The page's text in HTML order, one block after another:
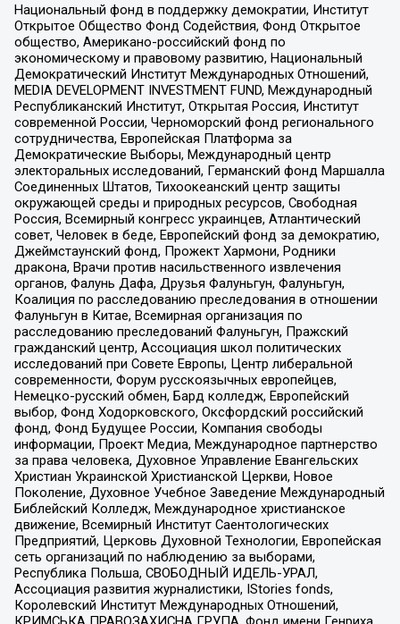
Национальный фонд в поддержку демократии, Институт
Открытое Общество Фонд Содействия, Фонд Открытое
общество, Американо-российский фонд по
экономическому и правовому развитию, Национальный
Демократический Институт Международных Отношений,
MEDIA DEVELOPMENT INVESTMENT FUND, Международный
Республиканский Институт, Открытая Россия, Институт
современной России, Черноморский фонд регионального
сотрудничества, Европейская Платформа за
Демократические Выборы, Международный центр
электоральных исследований, Германский фонд Маршалла
Соединенных Штатов, Тихоокеанский центр защиты
окружающей среды и природных ресурсов, Свободная
Россия, Всемирный конгресс украинцев, Атлантический
совет, Человек в беде, Европейский фонд за демократию,
Джеймстаунский фонд, Прожект Хармони, Родники
дракона, Врачи против насильственного извлечения
органов, Фалунь Дафа, Друзья Фалуньгун, Фалуньгун,
Коалиция по расследованию преследования в отношении
Фалуньгун в Китае, Всемирная организация по
расследованию преследований Фалуньгун, Пражский
гражданский центр, Ассоциация школ политических
исследований при Совете Европы, Центр либеральной
современности, Форум русскоязычных европейцев,
Немецко-русский обмен, Бард колледж, Европейский
выбор, Фонд Ходорковского, Оксфордский российский
фонд, Фонд Будущее России, Компания свободы
информации, Проект Медиа, Международное партнерство
за права человека, Духовное Управление Евангельских
Христиан Украинской Христианской Церкви, Новое
Поколение, Духовное Учебное Заведение Международный
Библейский Колледж, Международное христианское
движение, Всемирный Институт Саентологических
Предприятий, Церковь Духовной Технологии, Европейская
сеть организаций по наблюдению за выборами,
Республика Польша, СВОБОДНЫЙ ИДЕЛЬ-УРАЛ,
Ассоциация развития журналистики, IStories fonds,
Королевский Институт Международных Отношений,